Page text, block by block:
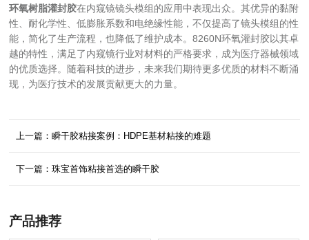
环氧树脂灌封胶在内窥镜镜头模组的应用中表现出众。其优异的黏附
性、耐化学性、低膨胀系数和电绝缘性能，不仅提高了镜头模组的性
能，简化了生产流程，也降低了维护成本。8260N环氧灌封胶以其卓
越的特性，满足了内窥镜行业对材料的严格要求，成为医疗器械领域
的优质选择。随着科技的进步，未来我们期待更多优质的材料不断涌
现，为医疗技术的发展贡献更大的力量。
上一篇：瞬干胶粘接案例：HDPE基材粘接的难题
下一篇：珠宝首饰粘接首选的瞬干胶
产品推荐